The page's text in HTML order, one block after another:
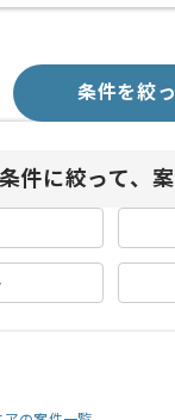
条件を絞
件に絞って、